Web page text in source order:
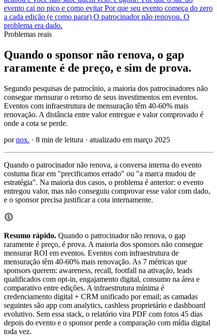
evento cai no pico e como evitarPor que seu evento começa do zero
a cada edição (e como parar) O patrocinador não renovou. O
problema era dado.
Problemas reais
Quando o sponsor não renova, o gap
raramente é de preço, e sim de prova.
Segundo pesquisas de patrocínio, a maioria dos patrocinadores não
consegue mensurar o retorno de seus investimentos em eventos.
Eventos com infraestrutura de mensuração têm 40-60% mais
renovação. A distância entre valor entregue e valor comprovado é
onde a cota se perde.
pornox. · 8 min de leitura · atualizado em março 2025
Quando o patrocinador não renova, a conversa interna do evento
costuma ficar em "precificamos errado" ou "a marca mudou de
estratégia". Na maioria dos casos, o problema é anterior: o evento
entregou valor, mas não conseguiu comprovar esse valor com dado,
e o sponsor precisa justificar a cota internamente.
Resumo rápido. Quando o patrocinador não renova, o gap
raramente é preço, é prova. A maioria dos sponsors não consegue
mensurar ROI em eventos. Eventos com infraestrutura de
mensuração têm 40-60% mais renovação. As 7 métricas que
sponsors querem: awareness, recall, footfall na ativação, leads
qualificados com opt-in, engajamento digital, consumo na área e
comparativo entre edições. A infraestrutura mínima é
credenciamento digital + CRM unificado por email; as camadas
seguintes são app com analytics, cashless proprietário e dashboard
evolutivo. Sem essa stack, o relatório vira PDF com fotos 45 dias
depois do evento e o sponsor perde a comparação com mídia digital
toda vez.